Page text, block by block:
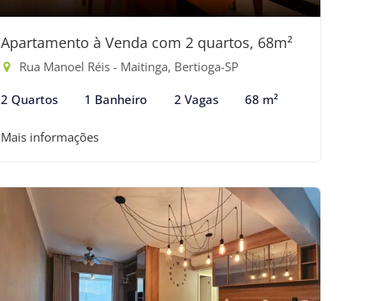
Apartamento à Venda com 2 quartos, 68m²
Rua Manoel Réis - Maitinga, Bertioga-SP
2 Quartos 1 Banheiro 2 Vagas 68 m²
Mais informações